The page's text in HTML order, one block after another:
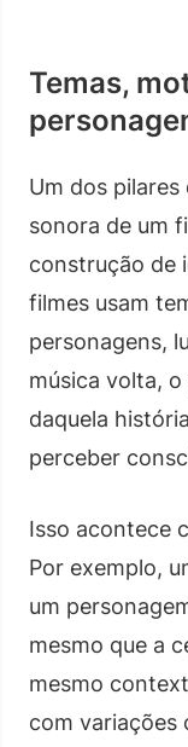
Temas,
Um dos
sonora de um
construção de
filmes usam
personagens,
música volta,
daquela
perceber
Isso acontece
Por exemplo,
um
mesmo que a
mesmo
com variações